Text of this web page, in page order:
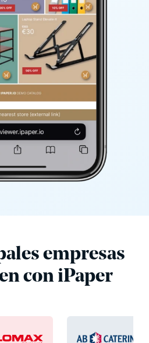
empresas
con iPaper